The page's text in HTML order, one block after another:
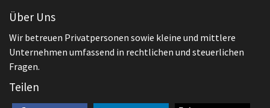
Über Uns
Wir betreuen Privatpersonen sowie kleine und mittlere
Unternehmen umfassend in rechtlichen und steuerlichen
Fragen.
Teilen